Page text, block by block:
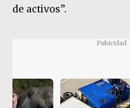
de activos”.
Pubicidad